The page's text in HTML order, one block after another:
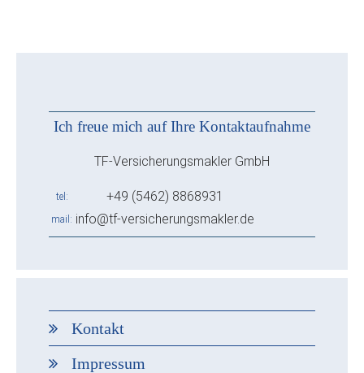
Ich freue mich auf Ihre Kontaktaufnahme
TF-Versicherungsmakler GmbH
tel +49 (5462) 8868931
mail info@tf-versicherungsmakler.de
Kontakt
Impressum